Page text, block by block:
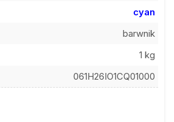
cyan
barwnik
1 kg
061H26IO1CQ01000